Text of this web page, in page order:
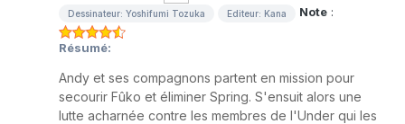
Dessinateur: Yoshifumi Tozuka Editeur: Kana Note :
Résumé:
Andy et ses compagnons partent en mission pour
secourir Fûko et éliminer Spring. S'ensuit alors une
lutte acharnée contre les membres de l'Under qui les